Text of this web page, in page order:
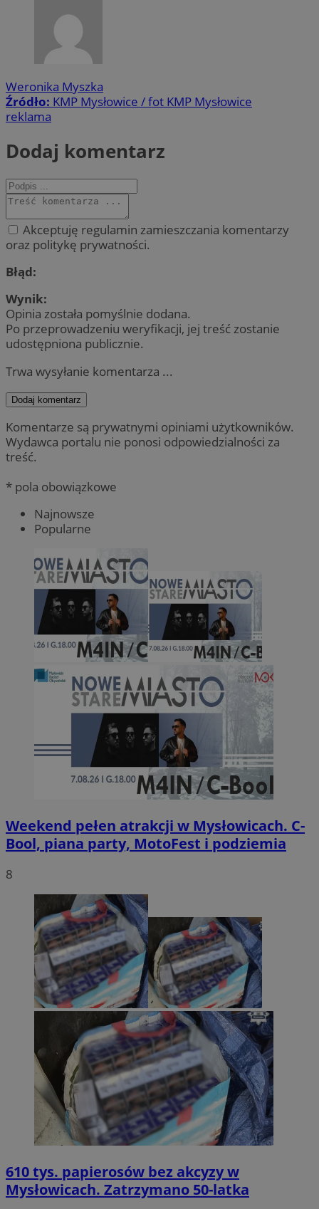
Weronika Myszka
Źródło: KMP Mysłowice / fot KMP Mysłowice
reklama
Dodaj komentarz
Akceptuję regulamin zamieszczania komentarzy
oraz politykę prywatności.
Błąd:
Wynik:
Opinia została pomyślnie dodana.
Po przeprowadzeniu weryfikacji, jej treść zostanie
udostępniona publicznie.
Trwa wysyłanie komentarza ...
Dodaj komentarz
Komentarze są prywatnymi opiniami użytkowników.
Wydawca portalu nie ponosi odpowiedzialności za
treść.
* pola obowiązkowe
Najnowsze
Popularne
Weekend pełen atrakcji w Mysłowicach. C-
Bool, piana party, MotoFest i podziemia
8
610 tys. papierosów bez akcyzy w
Mysłowicach. Zatrzymano 50-latka